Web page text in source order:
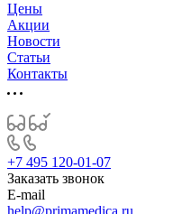
Цены
Акции
Новости
Статьи
Контакты
+7 495 120-01-07
Заказать звонок
E-mail
help@primamedica.ru